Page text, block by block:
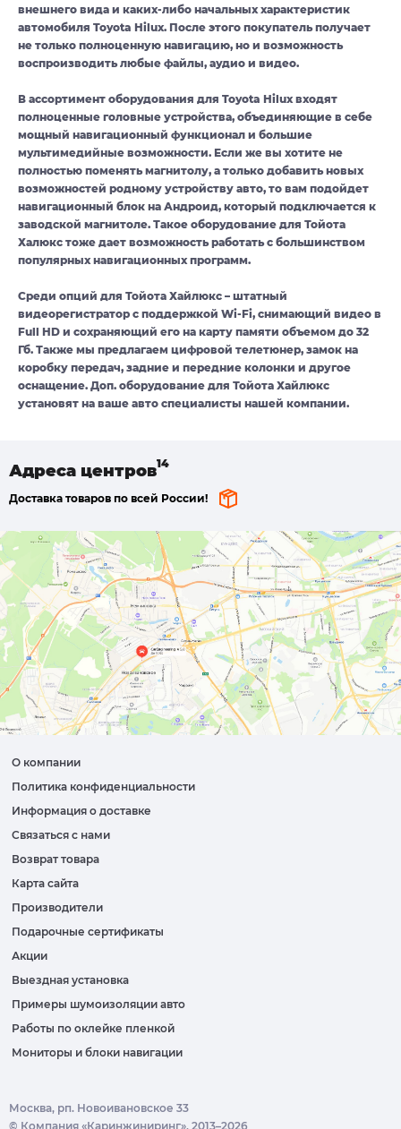
внешнего вида и каких-либо начальных характеристик
автомобиля Toyota Hilux. После этого покупатель получает
не только полноценную навигацию, но и возможность
воспроизводить любые файлы, аудио и видео.
В ассортимент оборудования для Toyota Hilux входят
полноценные головные устройства, объединяющие в себе
мощный навигационный функционал и большие
мультимедийные возможности. Если же вы хотите не
полностью поменять магнитолу, а только добавить новых
возможностей родному устройству авто, то вам подойдет
навигационный блок на Андроид, который подключается к
заводской магнитоле. Такое оборудование для Тойота
Халюкс тоже дает возможность работать с большинством
популярных навигационных программ.
Среди опций для Тойота Хайлюкс – штатный
видеорегистратор с поддержкой Wi-Fi, снимающий видео в
Full HD и сохраняющий его на карту памяти объемом до 32
Гб. Также мы предлагаем цифровой телетюнер, замок на
коробку передач, задние и передние колонки и другое
оснащение. Доп. оборудование для Тойота Хайлюкс
установят на ваше авто специалисты нашей компании.
Адреса центров
Доставка товаров по всей России!
О компании
Политика конфиденциальности
Информация о доставке
Связаться с нами
Возврат товара
Карта сайта
Производители
Подарочные сертификаты
Акции
Выездная установка
Примеры шумоизоляции авто
Работы по оклейке пленкой
Мониторы и блоки навигации
© Компания «Каринжиниринг», 2013–2026
Москва, рп. Новоивановское 33